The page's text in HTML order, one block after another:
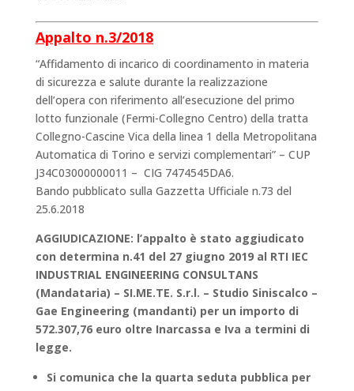
Appalto n.3/2018
“Affidamento di incarico di coordinamento in materia
di sicurezza e salute durante la realizzazione
dell’opera con riferimento all’esecuzione del primo
lotto funzionale (Fermi-Collegno Centro) della tratta
Collegno-Cascine Vica della linea 1 della Metropolitana
Automatica di Torino e servizi complementari” – CUP
J34C03000000011 – CIG 7474545DA6.
Bando pubblicato sulla Gazzetta Ufficiale n.73 del
25.6.2018
AGGIUDICAZIONE: l’appalto è stato aggiudicato
con determina n.41 del 27 giugno 2019 al RTI IEC
INDUSTRIAL ENGINEERING CONSULTANS
(Mandataria) – SI.ME.TE. S.r.l. – Studio Siniscalco –
Gae Engineering (mandanti) per un importo di
572.307,76 euro oltre Inarcassa e Iva a termini di
legge.
Si comunica che la quarta seduta pubblica per